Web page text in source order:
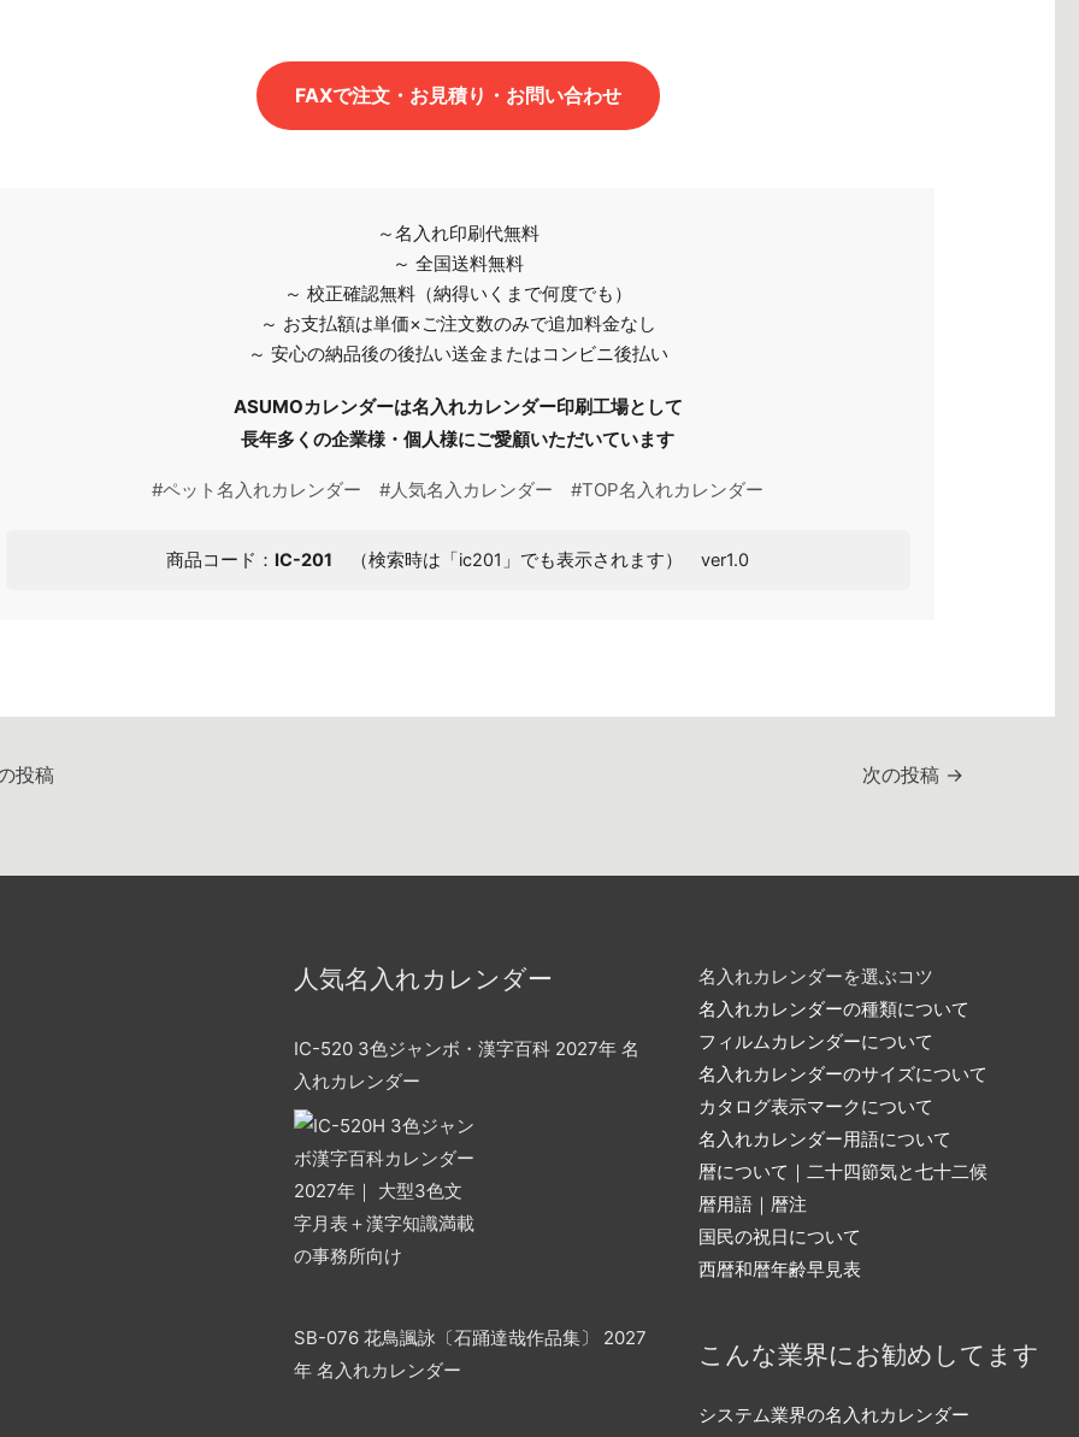
FAXで注文・お見積り・お問い合わせ
～名入れ印刷代無料
～ 全国送料無料
～ 校正確認無料（納得いくまで何度でも）
～ お支払額は単価×ご注文数のみで追加料金なし
～ 安心の納品後の後払い送金またはコンビニ後払い
ASUMOカレンダーは名入れカレンダー印刷工場として
長年多くの企業様・個人様にご愛顧いただいています
#ペット名入れカレンダー #人気名入カレンダー #TOP名入れカレンダー
商品コード： IC-201 （検索時は「ic201」でも表示されます） ver1.0
投稿 次の投稿 →
人気名入れカレンダー
IC-520 3色ジャンボ・漢字百科 2027年 名
入れカレンダー
SB-076 花鳥諷詠〔石踊達哉作品集〕 2027
年 名入れカレンダー
名入れカレンダーを選ぶコツ
名入れカレンダーの種類について
フィルムカレンダーについて
名入れカレンダーのサイズについて
カタログ表示マークについて
名入れカレンダー用語について
暦について｜二十四節気と七十二候
暦用語｜暦注
国民の祝日について
西暦和暦年齢早見表
こんな業界にお勧めしてます
システム業界の名入れカレンダー